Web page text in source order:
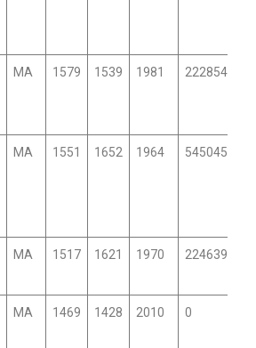
MA 1579 1539 1981 22285415
MA 1551 1652 1964 54504597
MA 1517 1621 1970 2246392
MA 1469 1428 2010 0